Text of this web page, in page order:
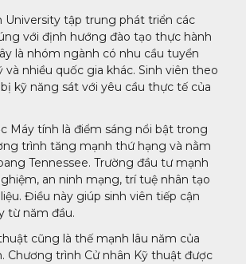
University tập trung phát triển các
với định hướng đào tạo thực hành
là nhóm ngành có nhu cầu tuyển
và nhiều quốc gia khác. Sinh viên theo
kỹ năng sát với yêu cầu thực tế của
Máy tính là điểm sáng nổi bật trong
trình tăng mạnh thứ hạng và nằm
Tennessee. Trường đầu tư mạnh
an ninh mạng, trí tuệ nhân tạo
Điều này giúp sinh viên tiếp cận
từ năm đầu.
cũng là thế mạnh lâu năm của
Chương trình Cử nhân Kỹ thuật được